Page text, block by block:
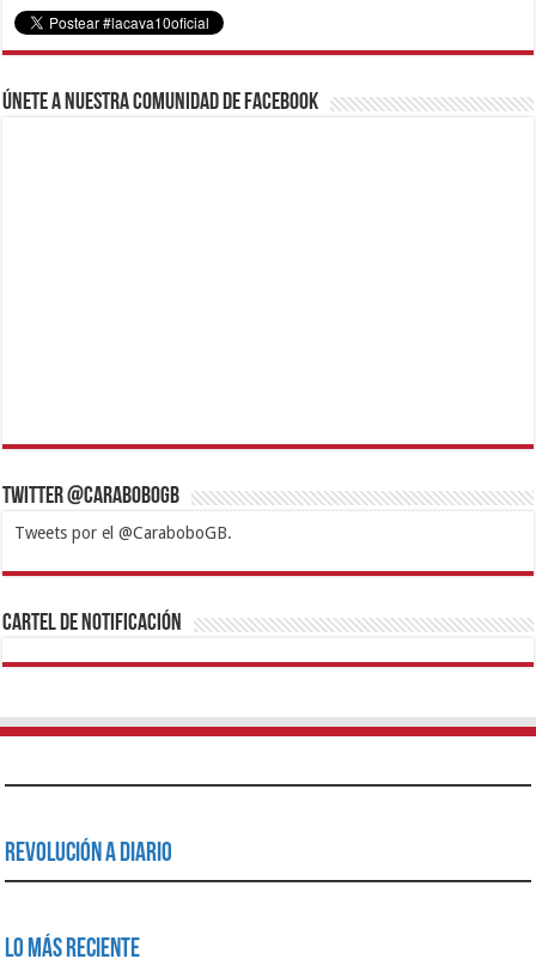
Únete a nuestra comunidad de Facebook
Twitter @CaraboboGB
Tweets por el @CaraboboGB.
1xbetBetturkeyBetistKralbetSupertotobetTipobetMatadorbetMariobet
https://mvbcasino.com/
Cartel de Notificación
Revolución a Diario
Lo Más Reciente